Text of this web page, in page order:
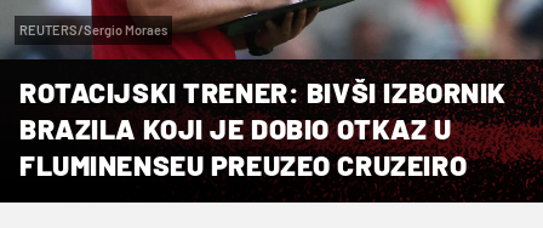
REUTERS/Sergio Moraes
ROTACIJSKI TRENER: BIVŠI IZBORNIK
BRAZILA KOJI JE DOBIO OTKAZ U
FLUMINENSEU PREUZEO CRUZEIRO